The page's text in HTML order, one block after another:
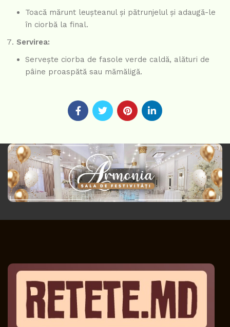
Toacă mărunt leușteanul și pătrunjelul și adaugă-le
în ciorbă la final.
Servirea:
Servește ciorba de fasole verde caldă, alături de
pâine proaspătă sau mămăligă.